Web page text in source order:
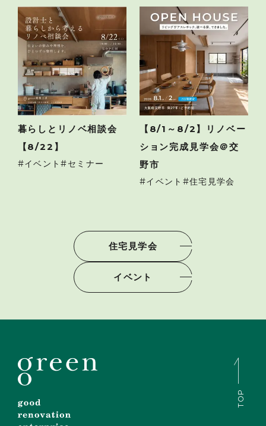
暮らしとリノベ相談会
【8/22】
イベント セミナー
【8/1～8/2】リノベー
ション完成見学会＠交
野市
イベント 住宅見学会
住宅見学会
イベント
TOP